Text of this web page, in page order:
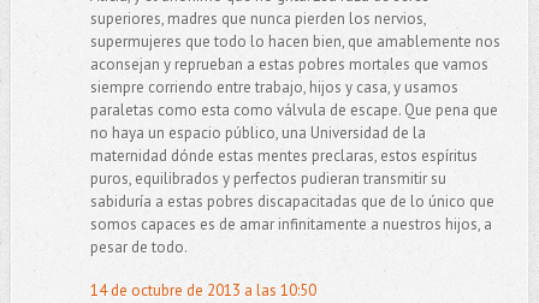
superiores, madres que nunca pierden los nervios,
supermujeres que todo lo hacen bien, que amablemente nos
aconsejan y reprueban a estas pobres mortales que vamos
siempre corriendo entre trabajo, hijos y casa, y usamos
paraletas como esta como válvula de escape. Que pena que
no haya un espacio público, una Universidad de la
maternidad dónde estas mentes preclaras, estos espíritus
puros, equilibrados y perfectos pudieran transmitir su
sabiduría a estas pobres discapacitadas que de lo único que
somos capaces es de amar infinitamente a nuestros hijos, a
pesar de todo.
14 de octubre de 2013 a las 10:50